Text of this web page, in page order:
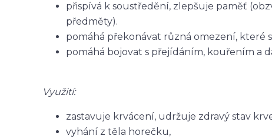
přispívá k soustředění, zlepšuje paměť
předměty).
pomáhá překonávat různá omezení, které
pomáhá bojovat s přejídáním, kouřením a
Využití:
zastavuje krvácení, udržuje zdravý stav
vyhání z těla horečku,